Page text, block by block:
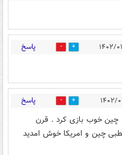
1 پاسخ
2 پاسخ
چین خوب بازی کرد . قرن
چین و امریکا خوش امدید